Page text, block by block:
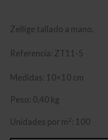
Zellige tallado a mano.
Referencia: ZT11-5
Medidas: 10×10 cm
Peso: 0,40 kg
Unidades por m 2: 100